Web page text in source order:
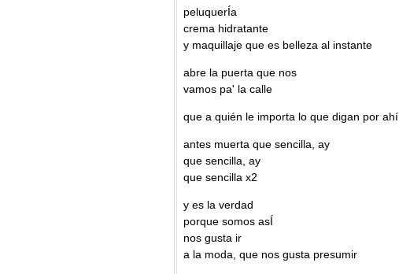
peluquerÍa
crema hidratante
y maquillaje que es belleza al instante
abre la puerta que nos
vamos pa' la calle
que a quién le importa lo que digan por ahí
antes muerta que sencilla, ay
que sencilla, ay
que sencilla x2
y es la verdad
porque somos asÍ
nos gusta ir
a la moda, que nos gusta presumir